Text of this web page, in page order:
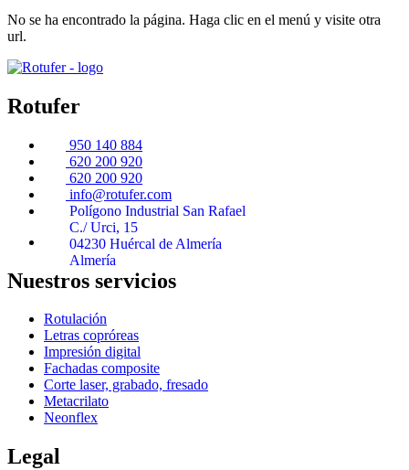
No se ha encontrado la página. Haga clic en el menú y visite otra
url.
Rotufer
950 140 884
620 200 920
620 200 920
info@rotufer.com
Polígono Industrial San Rafael
C./ Urci, 15
04230 Huércal de Almería
Almería
Nuestros servicios
Rotulación
Letras copróreas
Impresión digital
Fachadas composite
Corte laser, grabado, fresado
Metacrilato
Neonflex
Legal